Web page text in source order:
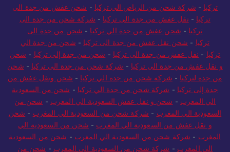
تركيا -شركة شحن من الرياض إلى تركيا -شحن من الرياض الي
تركيا- شركة شحن من الرياض الي تركيا- شحن عفش من جدة الى
تركيا- نقل عفش من جدة الى تركيا-شركة شحن من جدة الى
تركيا -شحن عفش من جدة الي تركيا- شحن من جدة الى
تركيا- شحن نقل عفش من جدة الى تركيا - شحن من جدة الي
تركيا
-نقل عفش من جدة الى تركيا- شحن من جدة إلى تركيا- شحن
و نقل عفش من جدة الى تركيا- شركة شحن من جدة الى تركيا-شحن
من جدة لتركيا- شركة شحن من جدة الي تركيا- شحن ونقل عفش من
جدة إلى تركيا-شركة شحن من جدة الي تركيا -شحن من السعودية
الي المغرب
-شحن و نقل عفش السعودية الي المغرب-شحن من
السعودية الي المغرب-شركة شحن من السعودية الى المغرب-شحن
و نقل عفش من السعودية الي المغرب-شحن من السعودية الي
المغرب-شركة شحن من السعودية الي المغرب-شحن من السعودية